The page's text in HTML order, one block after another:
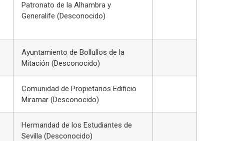
Patronato de la Alhambra y
Generalife (Desconocido)
Ayuntamiento de Bollullos de la
Mitación (Desconocido)
Comunidad de Propietarios Edificio
Miramar (Desconocido)
Hermandad de los Estudiantes de
Sevilla (Desconocido)